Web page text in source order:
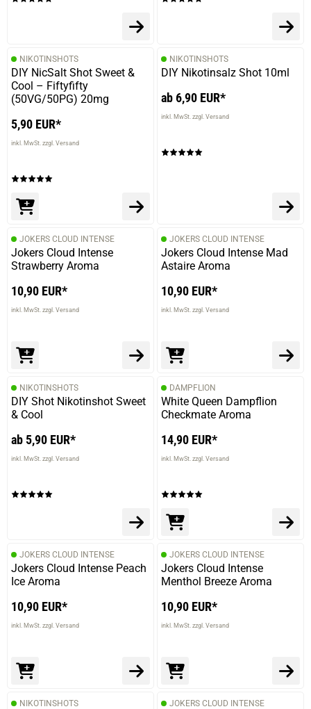
NIKOTINSHOTS
DIY NicSalt Shot Sweet &
Cool – Fiftyfifty
(50VG/50PG) 20mg
5,90 EUR*
inkl. MwSt. zzgl. Versand
NIKOTINSHOTS
DIY Nikotinsalz Shot 10ml
ab 6,90 EUR*
inkl. MwSt. zzgl. Versand
JOKERS CLOUD INTENSE
Jokers Cloud Intense
Strawberry Aroma
10,90 EUR*
inkl. MwSt. zzgl. Versand
JOKERS CLOUD INTENSE
Jokers Cloud Intense Mad
Astaire Aroma
10,90 EUR*
inkl. MwSt. zzgl. Versand
NIKOTINSHOTS
DIY Shot Nikotinshot Sweet
& Cool
ab 5,90 EUR*
inkl. MwSt. zzgl. Versand
DAMPFLION
White Queen Dampflion
Checkmate Aroma
14,90 EUR*
inkl. MwSt. zzgl. Versand
JOKERS CLOUD INTENSE
Jokers Cloud Intense Peach
Ice Aroma
10,90 EUR*
inkl. MwSt. zzgl. Versand
JOKERS CLOUD INTENSE
Jokers Cloud Intense
Menthol Breeze Aroma
10,90 EUR*
inkl. MwSt. zzgl. Versand
NIKOTINSHOTS JOKERS CLOUD INTENSE